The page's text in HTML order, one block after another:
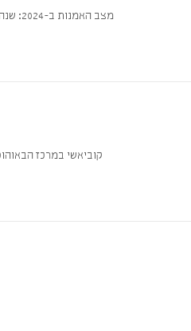
מצב האמנות ב-2024: שנה של חדשנות והשקעות מגוונות שנת 2024 הייתה שנה יוצאת דופן בעולם האמנות, עם שינויים מרחיקי לכת
קוביאשי במרכז הבאוהוס תל